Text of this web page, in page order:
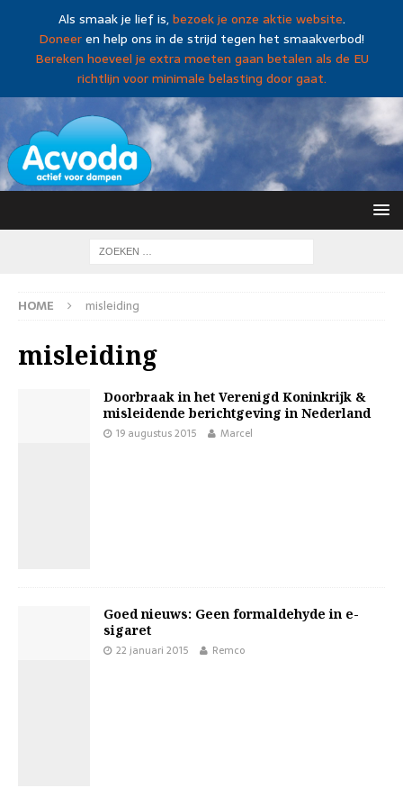
Als smaak je lief is,bezoek je onze aktie website.
Doneeren help ons in de strijd tegen het smaakverbod!
Bereken hoeveel je extra moeten gaan betalen als de EU
richtlijn voor minimale belasting door gaat.
HOME misleiding
misleiding
Doorbraak in het Verenigd Koninkrijk &
misleidende berichtgeving in Nederland
19 augustus 2015 Marcel
Goed nieuws: Geen formaldehyde in e-
sigaret
22 januari 2015 Remco